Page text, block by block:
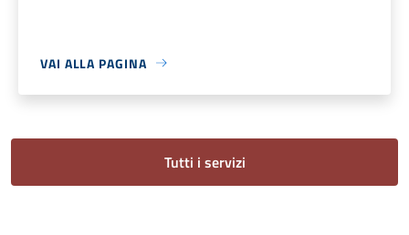
VAI ALLA PAGINA
Tutti i servizi